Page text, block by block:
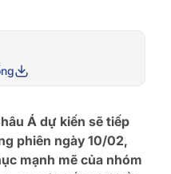
Á dự kiến sẽ tiếp
phiên ngày 10/02,
mạnh mẽ của nhóm